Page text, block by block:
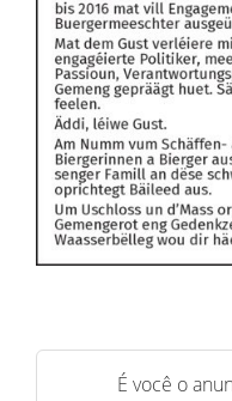
É você o